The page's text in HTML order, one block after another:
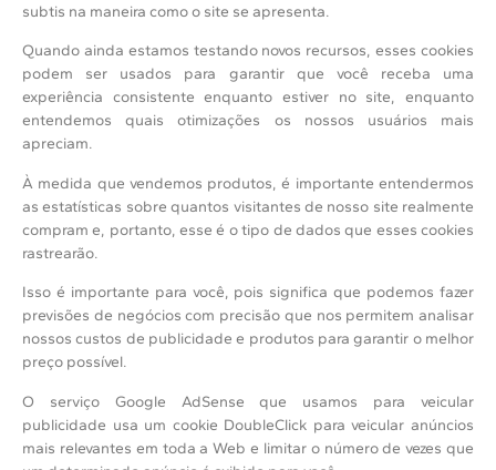
subtis na maneira como o site se apresenta.
Quando ainda estamos testando novos recursos, esses cookies
podem ser usados para garantir que você receba uma
experiência consistente enquanto estiver no site, enquanto
entendemos quais otimizações os nossos usuários mais
apreciam.
À medida que vendemos produtos, é importante entendermos
as estatísticas sobre quantos visitantes de nosso site realmente
compram e, portanto, esse é o tipo de dados que esses cookies
rastrearão.
Isso é importante para você, pois significa que podemos fazer
previsões de negócios com precisão que nos permitem analisar
nossos custos de publicidade e produtos para garantir o melhor
preço possível.
O serviço Google AdSense que usamos para veicular
publicidade usa um cookie DoubleClick para veicular anúncios
mais relevantes em toda a Web e limitar o número de vezes que